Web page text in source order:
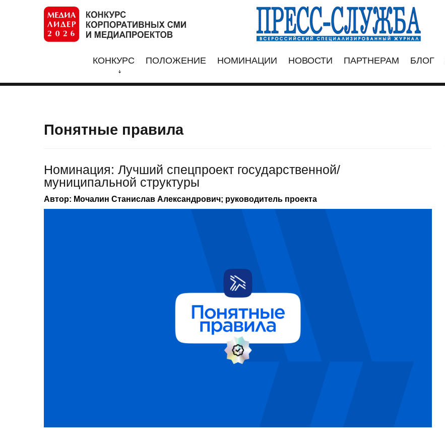
КОНКУРС ПОЛОЖЕНИЕ НОМИНАЦИИ НОВОСТИ ПАРТНЕРАМ БЛОГ
Понятные правила
Номинация: Лучший спецпроект государственной/
муниципальной структуры
Автор: Мочалин Станислав Александрович; руководитель проекта